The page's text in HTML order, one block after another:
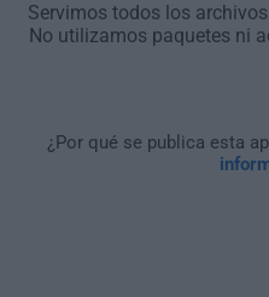
Servimos todos los
No utilizamos paquetes ni
¿Por qué se publica esta